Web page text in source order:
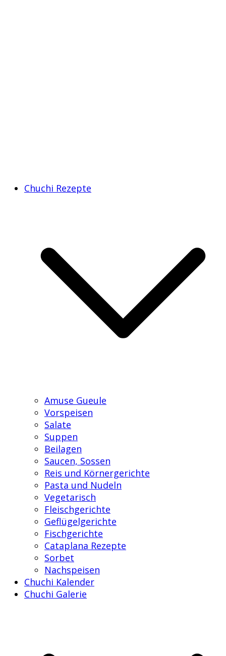
Chuchi Rezepte
Amuse Gueule
Vorspeisen
Salate
Suppen
Beilagen
Saucen, Sossen
Reis und Körnergerichte
Pasta und Nudeln
Vegetarisch
Fleischgerichte
Geflügelgerichte
Fischgerichte
Cataplana Rezepte
Sorbet
Nachspeisen
Chuchi Kalender
Chuchi Galerie